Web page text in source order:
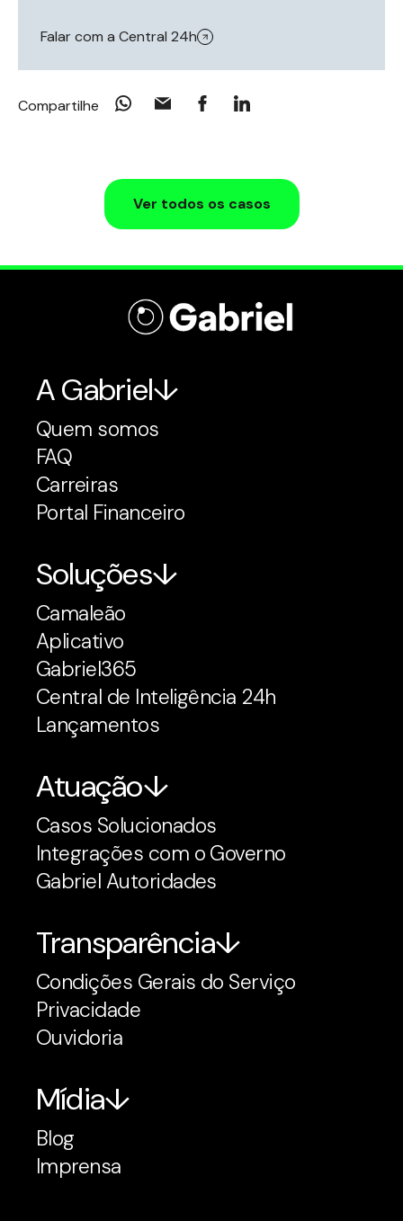
Falar com a Central 24h
Compartilhe
Ver todos os casos
A Gabriel
Quem somos
FAQ
Carreiras
Portal Financeiro
Soluções
Camaleão
Aplicativo
Gabriel365
Central de Inteligência 24h
Lançamentos
Atuação
Casos Solucionados
Integrações com o Governo
Gabriel Autoridades
Transparência
Condições Gerais do Serviço
Privacidade
Ouvidoria
Mídia
Blog
Imprensa